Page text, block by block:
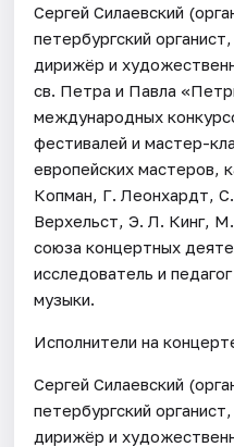
Сергей Силаевский
петербургский
дирижёр и
св. Петра и Павла
международных
фестивалей и мастер-
европейских мастеров,
Копман, Г. Леонхардт,
Верхельст, Э. Л. Кинг,
союза концертных
исследователь и
музыки.
Исполнители на
Сергей Силаевский
петербургский
дирижёр и